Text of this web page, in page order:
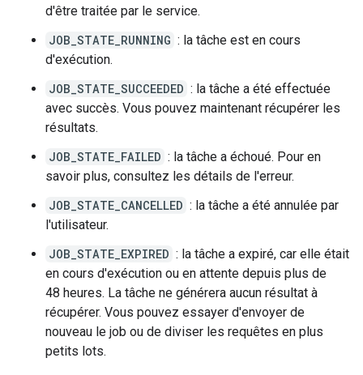
d'être traitée par le service.
JOB_STATE_RUNNING : la tâche est en cours
d'exécution.
JOB_STATE_SUCCEEDED : la tâche a été effectuée
avec succès. Vous pouvez maintenant récupérer les
résultats.
JOB_STATE_FAILED : la tâche a échoué. Pour en
savoir plus, consultez les détails de l'erreur.
JOB_STATE_CANCELLED : la tâche a été annulée par
l'utilisateur.
JOB_STATE_EXPIRED : la tâche a expiré, car elle était
en cours d'exécution ou en attente depuis plus de
48 heures. La tâche ne générera aucun résultat à
récupérer. Vous pouvez essayer d'envoyer de
nouveau le job ou de diviser les requêtes en plus
petits lots.